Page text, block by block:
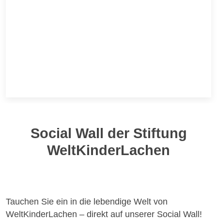
Social Wall der Stiftung
WeltKinderLachen
Tauchen Sie ein in die lebendige Welt von
WeltKinderLachen – direkt auf unserer Social Wall!